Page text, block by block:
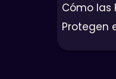
Cómo las
Protegen